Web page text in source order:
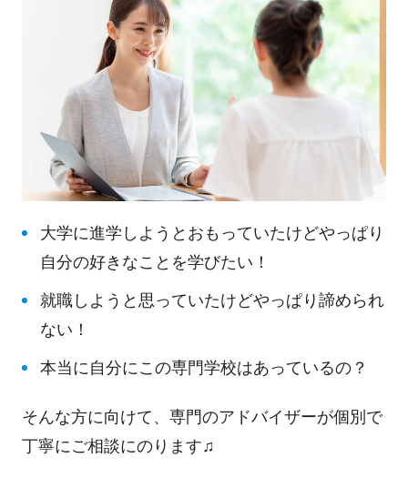
大学に進学しようとおもっていたけどやっぱり
自分の好きなことを学びたい！
就職しようと思っていたけどやっぱり諦められ
ない！
本当に自分にこの専門学校はあっているの？
そんな方に向けて、専門のアドバイザーが個別で
丁寧にご相談にのります♫